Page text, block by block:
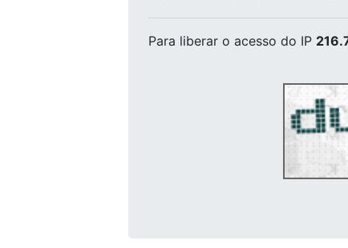
Para liberar o acesso do IP